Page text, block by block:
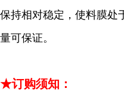
保持相对稳定，使料膜处
量可保证。
★订购须知：